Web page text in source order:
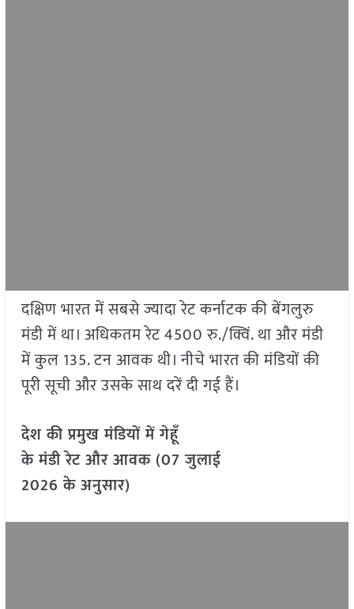
दक्षिण भारत में सबसे ज्यादा रेट कर्नाटक की बेंगलुरु
मंडी में था। अधिकतम रेट 4500 रु./क्विं. था और मंडी
में कुल 135. टन आवक थी। नीचे भारत की मंडियों की
पूरी सूची और उसके साथ दरें दी गई हैं।
देश की प्रमुख मंडियों में गेहूँ
के मंडी रेट और आवक (07 जुलाई
2026 के अनुसार)